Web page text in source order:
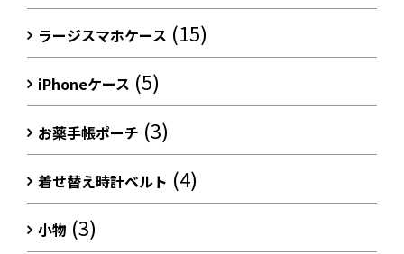
ラージスマホケース (15)
iPhoneケース (5)
お薬手帳ポーチ (3)
着せ替え時計ベルト (4)
小物 (3)